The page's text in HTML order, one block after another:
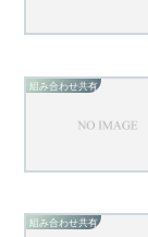
組み合わせ共有
組み合わせ共有